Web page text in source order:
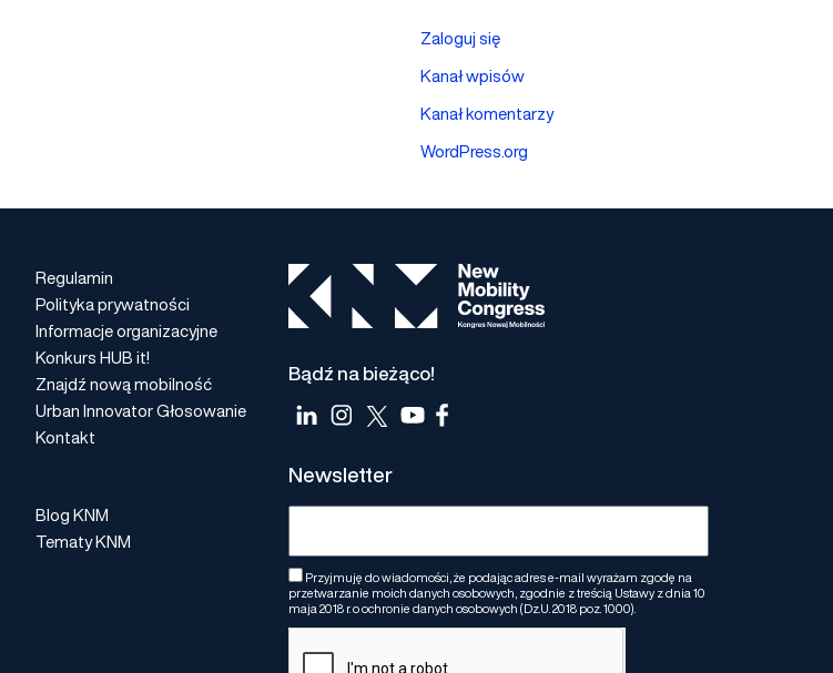
Zaloguj się
Kanał wpisów
Kanał komentarzy
WordPress.org
Regulamin
Polityka prywatności
Informacje organizacyjne
Konkurs HUB it!
Znajdź nową mobilność
Urban Innovator Głosowanie
Kontakt
Blog KNM
Tematy KNM
Bądź na bieżąco!
Newsletter
Przyjmuję do wiadomości, że podając adres e-mail wyrażam zgodę na
przetwarzanie moich danych osobowych, zgodnie z treścią Ustawy z dnia 10
maja 2018 r. o ochronie danych osobowych (Dz.U. 2018 poz. 1000).